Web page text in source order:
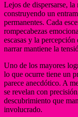
Lejos de dispersarse,
construyendo un
permanentes. Cada
rompecabezas
escasas y la
narrar mantiene la
Uno de los mayores
lo que ocurre tiene un
parece anecdótico. A
se revelan con
descubrimiento que
involucrado.